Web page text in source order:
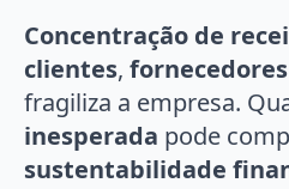
Concentração de
clientes, fornecedores
fragiliza a empresa.
inesperada pode
sustentabilidade